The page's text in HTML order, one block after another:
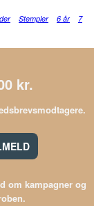
Stempler 6 år
7
kr.
om kampagner og